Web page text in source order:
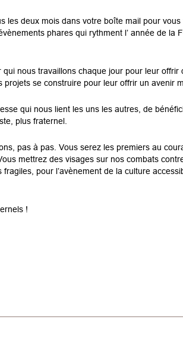
les deux mois dans votre boîte mail pour vous
phares qui rythment l’ année de la
nous travaillons chaque jour pour leur offrir
se construire pour leur offrir un avenir
qui nous lient les uns les autres, de
plus fraternel.
pas à pas. Vous serez les premiers au
mettrez des visages sur nos combats
pour l’avènement de la culture
!